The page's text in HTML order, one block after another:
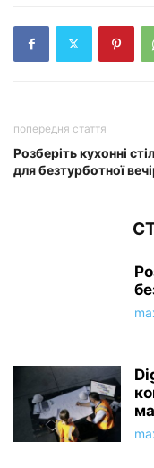
попередня стаття
Розберіть кухонні
для безтурботної